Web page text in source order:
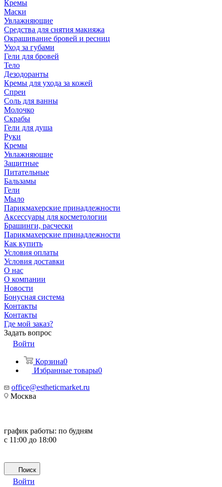
Кремы
Маски
Увлажняющие
Средства для снятия макияжа
Окрашивание бровей и ресниц
Уход за губами
Гели для бровей
Тело
Дезодоранты
Кремы для ухода за кожей
Спреи
Соль для ванны
Молочко
Скрабы
Гели для душа
Руки
Кремы
Увлажняющие
Защитные
Питательные
Бальзамы
Гели
Мыло
Парикмахерские принадлежности
Аксессуары для косметологии
Брашинги, расчески
Парикмахерские принадлежности
Как купить
Условия оплаты
Условия доставки
О нас
О компании
Новости
Бонусная система
Контакты
Контакты
Где мой заказ?
Задать вопрос
Войти
Корзина0
Избранные товары0
office@estheticmarket.ru
Москва
график работы: по будням
с 11:00 до 18:00
Поиск
Войти